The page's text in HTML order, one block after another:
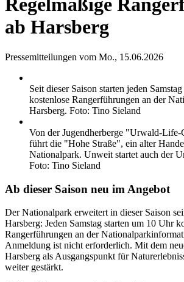
Regelmäßige
ab Harsberg
Pressemitteilungen vom Mo., 15.06.2026
Seit dieser Saison starten jeden
kostenlose Rangerführungen an der
Harsberg. Foto: Tino Sieland
Von der Jugendherberge "Urwald-Life-
führt die "Hohe Straße", ein alter
Nationalpark. Unweit startet auch der
Foto: Tino Sieland
Ab dieser Saison neu im Angebot
Der Nationalpark erweitert in dieser Saison
Harsberg: Jeden Samstag starten um 10 Uhr
Rangerführungen an der
Anmeldung ist nicht erforderlich. Mit dem
Harsberg als Ausgangspunkt für
weiter gestärkt.